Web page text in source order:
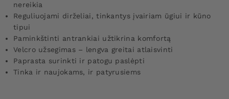
nereikia
Reguliuojami dirželiai, tinkantys įvairiam ūgiui ir kūno
tipui
Paminkštinti antrankiai užtikrina komfortą
Velcro užsegimas – lengva greitai atlaisvinti
Paprasta surinkti ir patogu paslėpti
Tinka ir naujokams, ir patyrusiems